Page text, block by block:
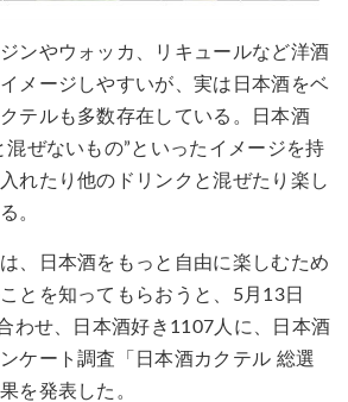
ンやウォッカ、リキュールなど洋酒
メージしやすいが、実は日本酒をベ
テルも多数存在している。日本酒
混ぜないもの”といったイメージを持
れたり他のドリンクと混ぜたり楽し
。
、日本酒をもっと自由に楽しむため
とを知ってもらおうと、5月13日
わせ、日本酒好き1107人に、日本酒
ケート調査「日本酒カクテル 総選
を発表した。